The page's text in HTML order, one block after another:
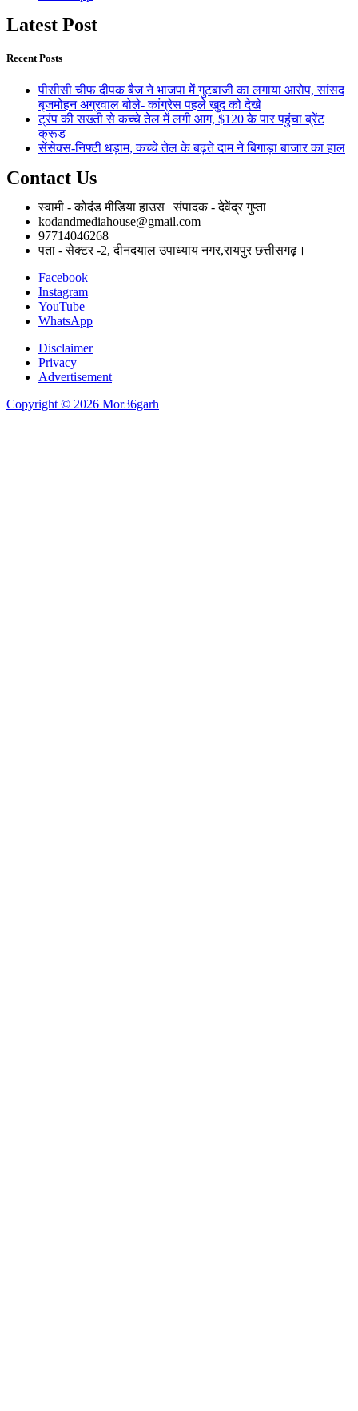
Latest Post
Recent Posts
पीसीसी चीफ दीपक बैज ने भाजपा में गुटबाजी का लगाया आरोप, सांसद
बृजमोहन अग्रवाल बोले- कांग्रेस पहले खुद को देखे
ट्रंप की सख्ती से कच्चे तेल में लगी आग, $120 के पार पहुंचा ब्रेंट
क्रूड
सेंसेक्स-निफ्टी धड़ाम, कच्चे तेल के बढ़ते दाम ने बिगाड़ा बाजार का हाल
Contact Us
स्वामी - कोदंड मीडिया हाउस | संपादक - देवेंद्र गुप्ता
kodandmediahouse@gmail.com
97714046268
पता - सेक्टर -2, दीनदयाल उपाध्याय नगर,रायपुर छत्तीसगढ़।
Facebook
Instagram
YouTube
WhatsApp
Disclaimer
Privacy
Advertisement
Copyright © 2026 Mor36garh